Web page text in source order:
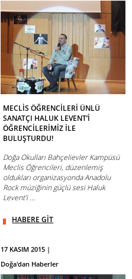
MECLİS ÖĞRENCİLERİ ÜNLÜ
SANATÇI HALUK LEVENT’İ
ÖĞRENCİLERİMİZ İLE
BULUŞTURDU!
Doğa Okulları Bahçelievler Kampüsü
Meclis Öğrencileri, düzenlemiş
oldukları organizasyonda Anadolu
Rock müziğinin güçlü sesi Haluk
Levent’i ...
HABERE GİT
17 KASIM 2015 |
Doğa'dan Haberler